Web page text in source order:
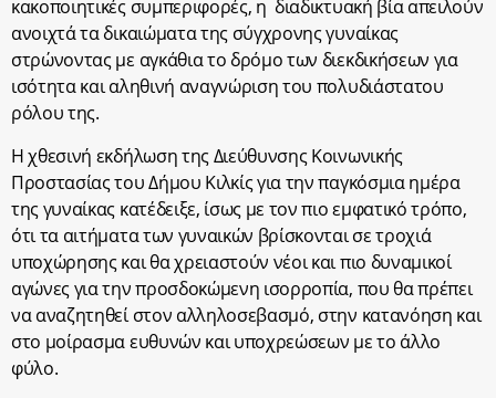
κακοποιητικές συμπεριφορές, η διαδικτυακή βία απειλούν
ανοιχτά τα δικαιώματα της σύγχρονης γυναίκας
στρώνοντας με αγκάθια το δρόμο των διεκδικήσεων για
ισότητα και αληθινή αναγνώριση του πολυδιάστατου
ρόλου της.
Η χθεσινή εκδήλωση της Διεύθυνσης Κοινωνικής
Προστασίας του Δήμου Κιλκίς για την παγκόσμια ημέρα
της γυναίκας κατέδειξε, ίσως με τον πιο εμφατικό τρόπο,
ότι τα αιτήματα των γυναικών βρίσκονται σε τροχιά
υποχώρησης και θα χρειαστούν νέοι και πιο δυναμικοί
αγώνες για την προσδοκώμενη ισορροπία, που θα πρέπει
να αναζητηθεί στον αλληλοσεβασμό, στην κατανόηση και
στο μοίρασμα ευθυνών και υποχρεώσεων με το άλλο
φύλο.